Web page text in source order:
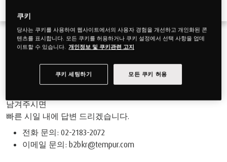
B2B
프리미엄 매트리스&베개 브랜드, 템퍼
템퍼가 침실에 놓이는 순간 수면의 질이 업그레이드 됩니다.
남겨주시면
빠른 시일 내에 답변 드리겠습니다.
전화 문의: 02-2183-2072
이메일 문의: b2bkr@tempur.com
쿠키
당사는 쿠키를 사용하여 웹사이트에서의 사용자 경험을 개선하고 개인화된 콘
텐츠를 표시합니다. 모든 쿠키를 허용하거나 쿠키 설정에서 선택 사항을 업데
이트할 수 있습니다. 개인정보 및 쿠키관련 고지
모든 쿠키 허용
쿠키 세팅하기